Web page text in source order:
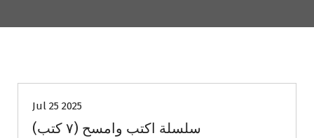
Jul 25 2025
سلسلة اكتب وامسح (٧ كتب)